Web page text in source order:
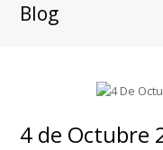
Blog
4 de Octubre